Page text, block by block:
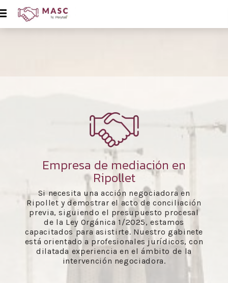
Empresa de mediación en
Ripollet
Si necesita una acción negociadora en
Ripollet y demostrar el acto de conciliación
previa, siguiendo el presupuesto procesal
de la Ley Orgánica 1/2025, estamos
capacitados para asistirte. Nuestro gabinete
está orientado a profesionales jurídicos, con
dilatada experiencia en el ámbito de la
intervención negociadora.